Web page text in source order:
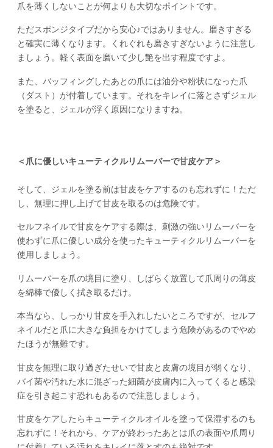
爪を薄くしないことが何よりも大切なポイントです。
ただスポンジタイプだから安心♪ではありません。磨きすぎる
と確実に薄くなります。くれぐれも磨きすぎないように注意し
ましょう。軽く表面を磨いて少し艶を出す程度ですよ。
また、バッフィングしたあとの爪には油分や粉状になった爪
（ダスト）が付着しています。それをキレイに落とさずジェル
を塗ると、ジェルが浮く原因になりますね。
＜爪に優しいキューティクルリムーバーで甘皮ケア＞
そして、ジェルを塗る前は甘皮をケアするのも忘れずに！ただ
し、無理に押し上げて甘皮を取るのは危険です。
セルフネイルで甘皮をケアする際は、刺激の強いリムーバーを
使わずに爪に優しい成分を使ったキューティクルリムーバーを
使用しましょう。
リムーバーを爪の境目に塗り、しばらく放置して爪周りの薄皮
を綿棒で優しく拭き取るだけ。
本当なら、しっかり甘皮を手入れしたいところですが、セルフ
ネイルだと爪に大きな負担をかけてしまう危険があるのでやめ
たほうが無難です。
甘皮を無理に取り過ぎたせいで甘皮と皮膚の境目が弱くなり、
バイ菌や汚れた水に混ざった細菌が皮膚内に入ってくると感染
症を引き起こす恐れもあるので注意しましょう。
甘皮をケアしたらキューティクルオイルを塗って保湿するのも
忘れずに！それから、ケアが終わったあとは爪の表面や爪周り